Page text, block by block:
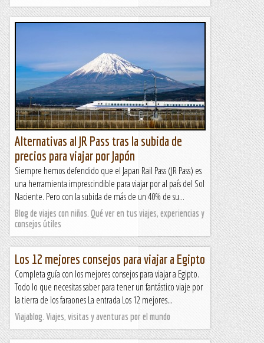
Alternativas al JR Pass tras la subida de
precios para viajar por Japón
Siempre hemos defendido que el Japan Rail Pass (JR Pass) es
una herramienta imprescindible para viajar por al país del Sol
Naciente. Pero con la subida de más de un 40% de su...
Blog de viajes con niños. Qué ver en tus viajes, experiencias y
consejos útiles
Los 12 mejores consejos para viajar a Egipto
Completa guía con los mejores consejos para viajar a Egipto.
Todo lo que necesitas saber para tener un fantástico viaje por
la tierra de los faraones La entrada Los 12 mejores...
Viajablog. Viajes, visitas y aventuras por el mundo